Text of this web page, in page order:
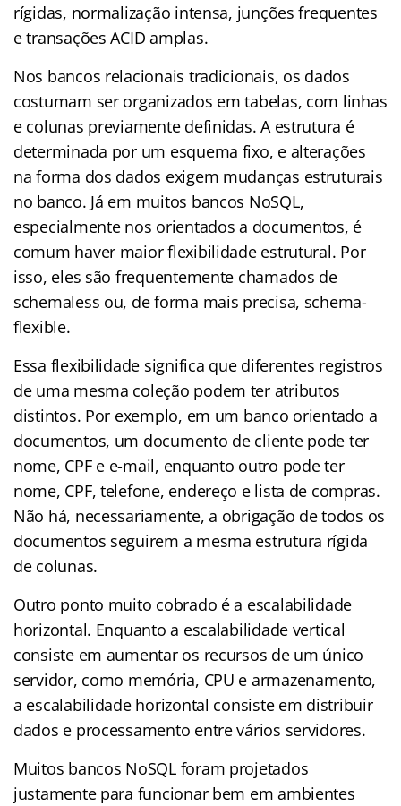
rígidas, normalização intensa, junções frequentes
e transações ACID amplas.
Nos bancos relacionais tradicionais, os dados
costumam ser organizados em tabelas, com linhas
e colunas previamente definidas. A estrutura é
determinada por um esquema fixo, e alterações
na forma dos dados exigem mudanças estruturais
no banco. Já em muitos bancos NoSQL,
especialmente nos orientados a documentos, é
comum haver maior flexibilidade estrutural. Por
isso, eles são frequentemente chamados de
schemaless ou, de forma mais precisa, schema-
flexible.
Essa flexibilidade significa que diferentes registros
de uma mesma coleção podem ter atributos
distintos. Por exemplo, em um banco orientado a
documentos, um documento de cliente pode ter
nome, CPF e e-mail, enquanto outro pode ter
nome, CPF, telefone, endereço e lista de compras.
Não há, necessariamente, a obrigação de todos os
documentos seguirem a mesma estrutura rígida
de colunas.
Outro ponto muito cobrado é a escalabilidade
horizontal. Enquanto a escalabilidade vertical
consiste em aumentar os recursos de um único
servidor, como memória, CPU e armazenamento,
a escalabilidade horizontal consiste em distribuir
dados e processamento entre vários servidores.
Muitos bancos NoSQL foram projetados
justamente para funcionar bem em ambientes